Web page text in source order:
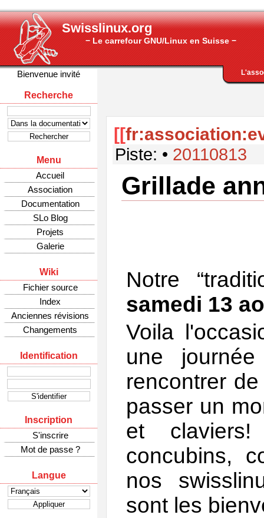
Swisslinux.org
− Le carrefour GNU/Linux en Suisse −
Bienvenue invité
Recherche
Menu
Accueil
Association
Documentation
SLo Blog
Projets
Galerie
Wiki
Fichier source
Index
Anciennes révisions
Changements
Identification
Inscription
S'inscrire
Mot de passe ?
Langue
[[
Piste: • 20110813
Grillade
Notre
samedi 13
Voila
une
rencontrer
passer un
et
concubins,
nos
sont les